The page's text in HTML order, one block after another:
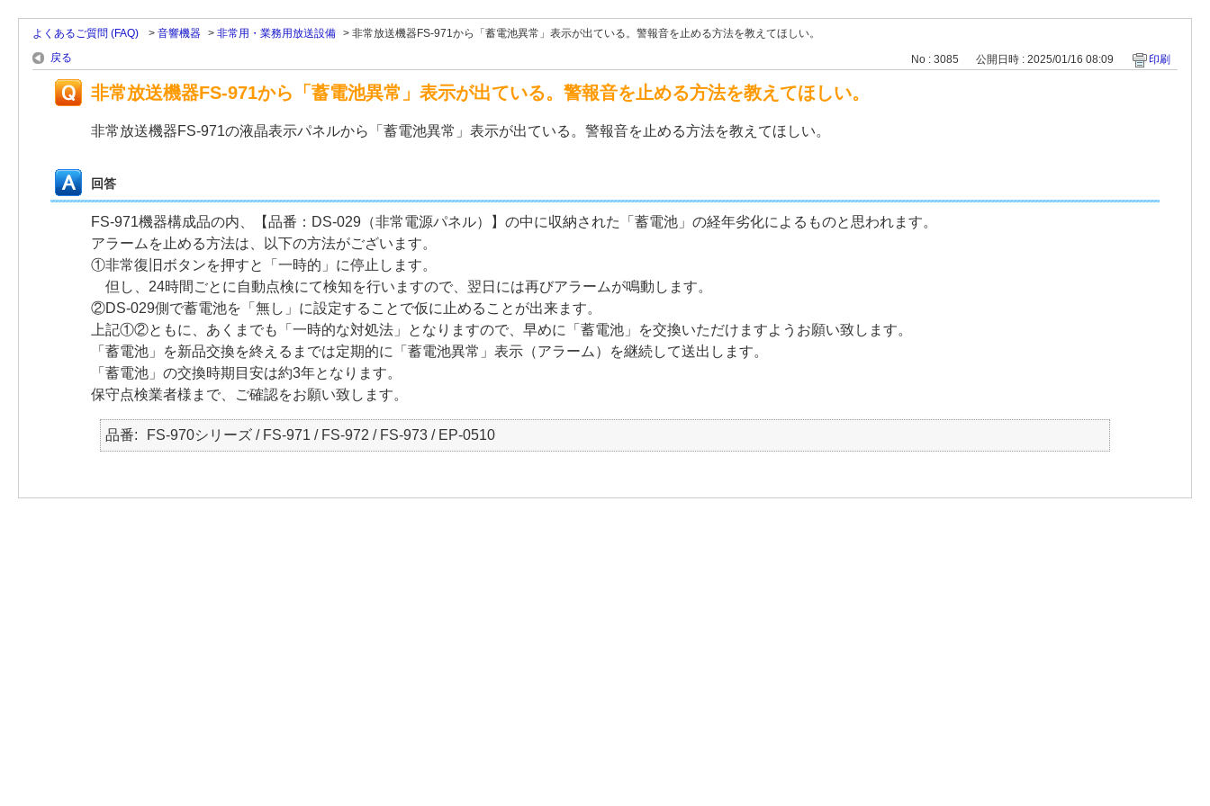
よくあるご質問 (FAQ) > 音響機器 > 非常用・業務用放送設備 > 非常放送機器FS-971から「蓄電池異常」表示が出ている。警報音を止める方法を教えてほしい。
戻る
No : 3085 公開日時 : 2025/01/16 08:09 印刷
非常放送機器FS-971から「蓄電池異常」表示が出ている。警報音を止める方法を教えてほしい。
非常放送機器FS-971の液晶表示パネルから「蓄電池異常」表示が出ている。警報音を止める方法を教えてほしい。
回答
FS-971機器構成品の内、【品番：DS-029（非常電源パネル）】の中に収納された「蓄電池」の経年劣化によるものと思われます。
アラームを止める方法は、以下の方法がございます。
①非常復旧ボタンを押すと「一時的」に停止します。
但し、24時間ごとに自動点検にて検知を行いますので、翌日には再びアラームが鳴動します。
②DS-029側で蓄電池を「無し」に設定することで仮に止めることが出来ます。
上記①②ともに、あくまでも「一時的な対処法」となりますので、早めに「蓄電池」を交換いただけますようお願い致します。
「蓄電池」を新品交換を終えるまでは定期的に「蓄電池異常」表示（アラーム）を継続して送出します。
「蓄電池」の交換時期目安は約3年となります。
保守点検業者様まで、ご確認をお願い致します。
品番 FS-970シリーズ / FS-971 / FS-972 / FS-973 / EP-0510